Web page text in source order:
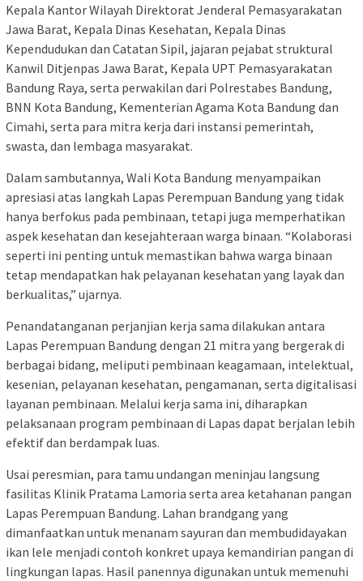
Kepala Kantor Wilayah Direktorat Jenderal Pemasyarakatan
Jawa Barat, Kepala Dinas Kesehatan, Kepala Dinas
Kependudukan dan Catatan Sipil, jajaran pejabat struktural
Kanwil Ditjenpas Jawa Barat, Kepala UPT Pemasyarakatan
Bandung Raya, serta perwakilan dari Polrestabes Bandung,
BNN Kota Bandung, Kementerian Agama Kota Bandung dan
Cimahi, serta para mitra kerja dari instansi pemerintah,
swasta, dan lembaga masyarakat.
Dalam sambutannya, Wali Kota Bandung menyampaikan
apresiasi atas langkah Lapas Perempuan Bandung yang tidak
hanya berfokus pada pembinaan, tetapi juga memperhatikan
aspek kesehatan dan kesejahteraan warga binaan. “Kolaborasi
seperti ini penting untuk memastikan bahwa warga binaan
tetap mendapatkan hak pelayanan kesehatan yang layak dan
berkualitas,” ujarnya.
Penandatanganan perjanjian kerja sama dilakukan antara
Lapas Perempuan Bandung dengan 21 mitra yang bergerak di
berbagai bidang, meliputi pembinaan keagamaan, intelektual,
kesenian, pelayanan kesehatan, pengamanan, serta digitalisasi
layanan pembinaan. Melalui kerja sama ini, diharapkan
pelaksanaan program pembinaan di Lapas dapat berjalan lebih
efektif dan berdampak luas.
Usai peresmian, para tamu undangan meninjau langsung
fasilitas Klinik Pratama Lamoria serta area ketahanan pangan
Lapas Perempuan Bandung. Lahan brandgang yang
dimanfaatkan untuk menanam sayuran dan membudidayakan
ikan lele menjadi contoh konkret upaya kemandirian pangan di
lingkungan lapas. Hasil panennya digunakan untuk memenuhi